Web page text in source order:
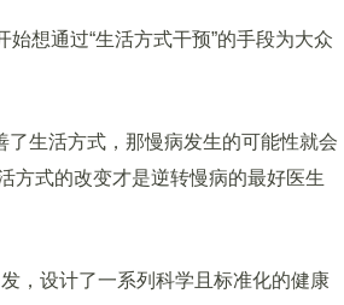
想通过“生活方式干预”的手段为大众
生活方式，那慢病发生的可能性就会
方式的改变才是逆转慢病的最好医生
设计了一系列科学且标准化的健康